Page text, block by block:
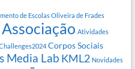
de Escolas Oliveira de Frades
Associação Atividades
Corpos Sociais
Media Lab KML2 Novidades